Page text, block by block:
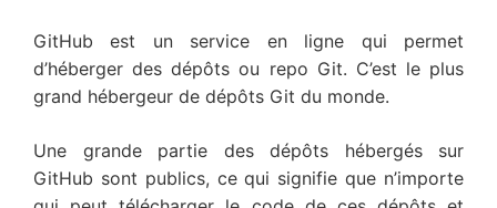
GitHub est un service en ligne qui permet
d’héberger des dépôts ou repo Git. C’est le plus
grand hébergeur de dépôts Git du monde.
Une grande partie des dépôts hébergés sur
GitHub sont publics, ce qui signifie que n’importe